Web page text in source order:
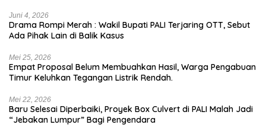
Juni 4, 2026
Drama Rompi Merah : Wakil Bupati PALI Terjaring OTT, Sebut
Ada Pihak Lain di Balik Kasus
Mei 25, 2026
Empat Proposal Belum Membuahkan Hasil, Warga Pengabuan
Timur Keluhkan Tegangan Listrik Rendah.
Mei 22, 2026
Baru Selesai Diperbaiki, Proyek Box Culvert di PALI Malah Jadi
“Jebakan Lumpur” Bagi Pengendara